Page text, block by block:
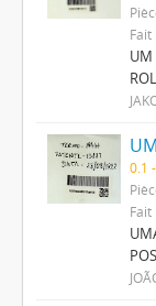
Fait
UM
0.1
Fait